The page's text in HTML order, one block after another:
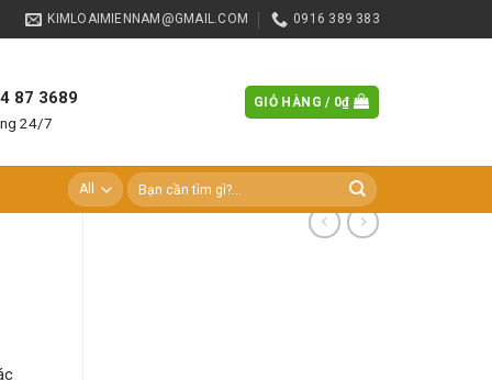
KIMLOAIMIENNAM@GMAIL.COM 0916 389 383
87 3689
24/7
GIỎ HÀNG / 0₫
Tìm
kiếm: